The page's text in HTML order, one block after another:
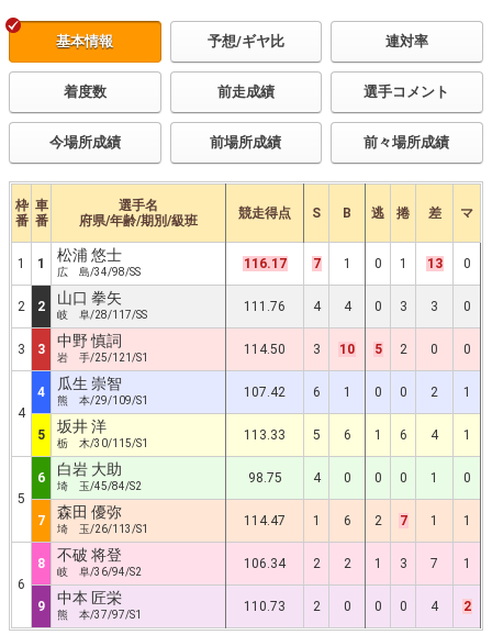
基本情報 予想/ギヤ比 連対率
着度数 前走成績 選手コメント
今場所成績 前場所成績 前々場所成績
枠
番
車
番
選手名
府県/年齢/期別/級班
競走得点 S B 逃 捲 差 マ
1 1 松浦 悠士
広 島/34/98/SS
116.17 7 1 0 1 13 0
2 2 山口 拳矢
岐 阜/28/117/SS
111.76 4 4 0 3 3 0
3 3 中野 慎詞
岩 手/25/121/S1
114.50 3 10 5 2 0 0
4
4 瓜生 崇智
熊 本/29/109/S1
107.42 6 1 0 0 2 1
5 坂井 洋
栃 木/30/115/S1
113.33 5 6 1 6 4 1
5
6 白岩 大助
埼 玉/45/84/S2
98.75 4 0 0 0 1 0
7 森田 優弥
埼 玉/26/113/S1
114.47 1 6 2 7 1 1
6
8 不破 将登
岐 阜/36/94/S2
106.34 2 2 1 3 7 1
9 中本 匠栄
熊 本/37/97/S1
110.73 2 0 0 0 4 2